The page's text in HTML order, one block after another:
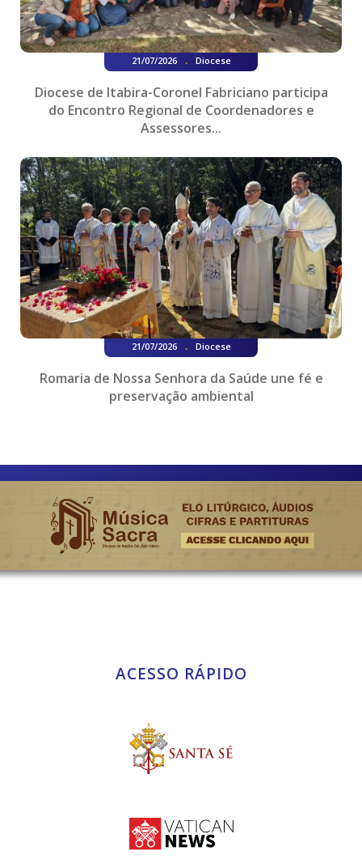
21/07/2026 . Diocese
Diocese de Itabira-Coronel Fabriciano participa
do Encontro Regional de Coordenadores e
Assessores...
21/07/2026 . Diocese
Romaria de Nossa Senhora da Saúde une fé e
preservação ambiental
ACESSO RÁPIDO